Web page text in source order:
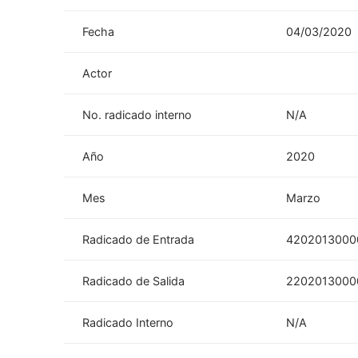
Fecha 04/03/2020
Actor
No. radicado interno N/A
Año 2020
Mes Marzo
Radicado de Entrada
Radicado de Salida
Radicado Interno N/A